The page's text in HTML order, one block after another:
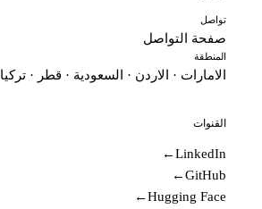
تواصل
صفحة التواصل
المنطقة
الامارات · الاردن · السعودية · قطر · تركيا
القنوات
LinkedIn
→
GitHub
→
Hugging Face
→